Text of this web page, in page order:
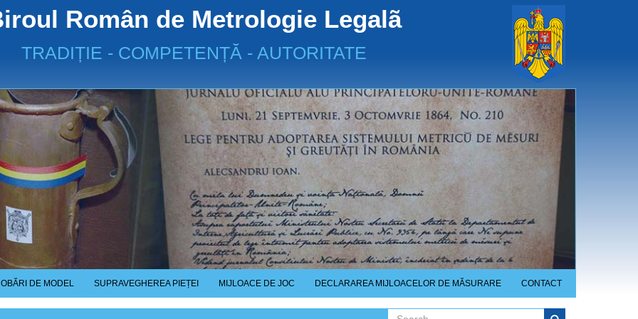
Român de Metrologie Legalã
TRADIȚIE - COMPETENȚĂ - AUTORITATE
DE MODEL SUPRAVEGHEREA PIEȚEI MIJLOACE DE JOC DECLARAREA MIJLOACELOR DE MĂSURARE CONTACT